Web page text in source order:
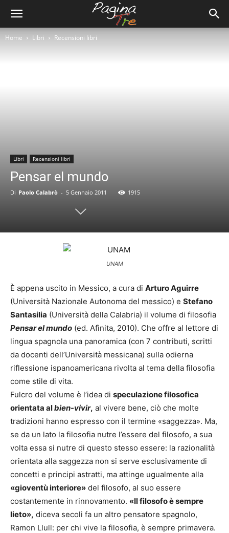
Home Libri Recensioni libri
Libri Recensioni libri
Pensar el mundo
Di Paolo Calabrò - 5 Gennaio 2011 1915
UNAM
È appena uscito in Messico, a cura di Arturo Aguirre
(Università Nazionale Autonoma del messico) e Stefano
Santasilia (Università della Calabria) il volume di filosofia
Pensar el mundo (ed. Afìnita, 2010). Che offre al lettore di
lingua spagnola una panoramica (con 7 contributi, scritti
da docenti dell’Università messicana) sulla odierna
riflessione ispanoamericana rivolta al tema della filosofia
come stile di vita.
Fulcro del volume è l’idea di speculazione filosofica
orientata albien-vivir, al vivere bene, ciò che molte
tradizioni hanno espresso con il termine «saggezza». Ma,
se da un lato la filosofia nutre l’essere del filosofo, a sua
volta essa si nutre di questo stesso essere: la razionalità
orientata alla saggezza non si serve esclusivamente di
concetti e principi astratti, ma attinge ugualmente alla
«gioventù interiore» del filosofo, al suo essere
costantemente in rinnovamento. «Il filosofo è sempre
lieto», diceva secoli fa un altro pensatore spagnolo,
Ramon Llull: per chi vive la filosofia, è sempre primavera.